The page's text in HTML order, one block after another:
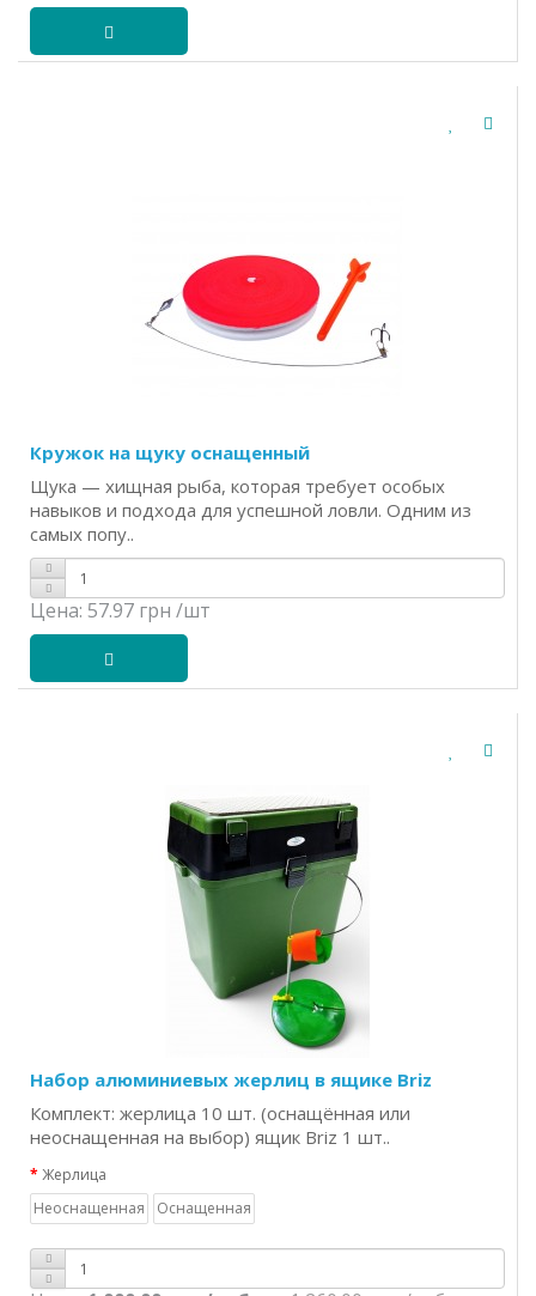
Кружок на щуку оснащенный
Щука — хищная рыба, которая требует особых
навыков и подхода для успешной ловли. Одним из
самых попу..
Цена: 57.97 грн /шт
Набор алюминиевых жерлиц в ящике Briz
Комплект: жерлица 10 шт. (оснащённая или
неоснащенная на выбор) ящик Briz 1 шт..
Жерлица
Неоснащенная
Оснащенная